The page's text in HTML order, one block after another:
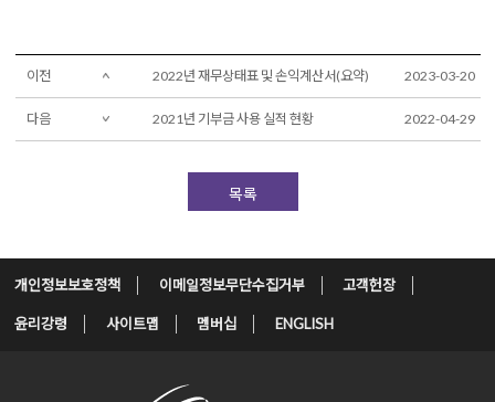
이전 2022년 재무상태표 및 손익계산서(요약) 2023-03-20
다음 2021년 기부금 사용 실적 현황 2022-04-29
목록
개인정보보호정책 이메일정보무단수집거부 고객헌장
윤리강령 사이트맵 멤버십 ENGLISH